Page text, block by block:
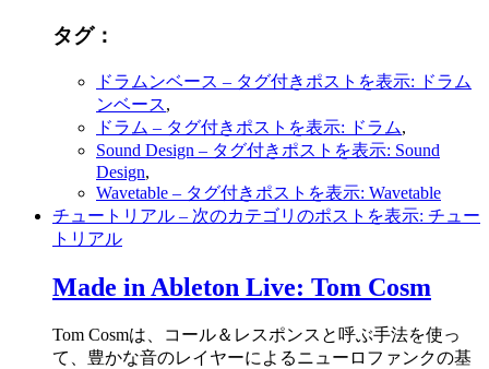
タグ：
ドラムンベース – タグ付きポストを表示: ドラム
ンベース,
ドラム – タグ付きポストを表示: ドラム,
Sound Design – タグ付きポストを表示: Sound
Design,
Wavetable – タグ付きポストを表示: Wavetable
チュートリアル – 次のカテゴリのポストを表示: チュー
トリアル
Made in Ableton Live: Tom Cosm
Tom Cosmは、コール＆レスポンスと呼ぶ手法を使っ
て、豊かな音のレイヤーによるニューロファンクの基